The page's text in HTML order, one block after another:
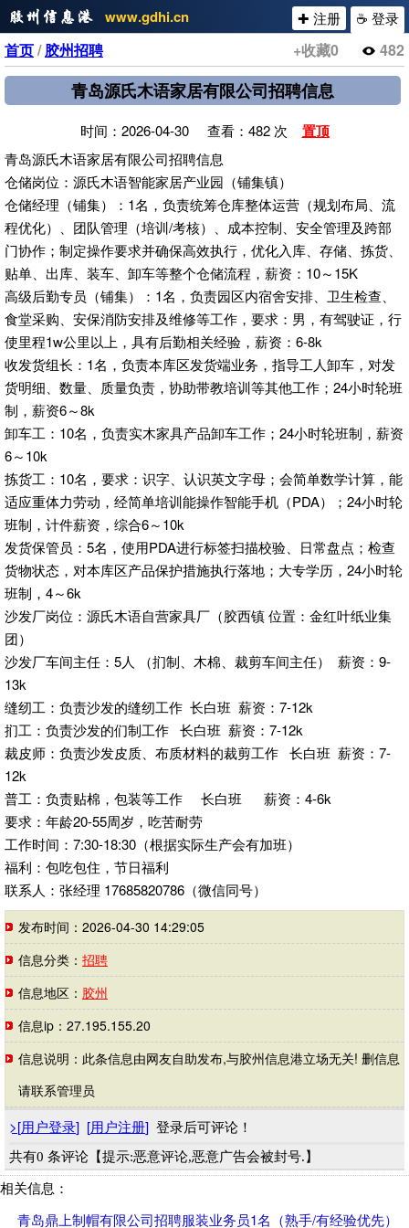
www.gdhi.cn ☕ 登录
✚ 注册
+收藏0 482
首页/胶州招聘
青岛源氏木语家居有限公司招聘信息
时间：2026-04-30 查看：482 次 置顶
青岛源氏木语家居有限公司招聘信息
仓储岗位：源氏木语智能家居产业园（铺集镇）
仓储经理（铺集）：1名，负责统筹仓库整体运营（规划布局、流
程优化）、团队管理（培训/考核）、成本控制、安全管理及跨部
门协作；制定操作要求并确保高效执行，优化入库、存储、拣货、
贴单、出库、装车、卸车等整个仓储流程，薪资：10～15K
高级后勤专员（铺集）：1名，负责园区内宿舍安排、卫生检查、
食堂采购、安保消防安排及维修等工作，要求：男，有驾驶证，行
使里程1w公里以上，具有后勤相关经验，薪资：6-8k
收发货组长：1名，负责本库区发货端业务，指导工人卸车，对发
货明细、数量、质量负责，协助带教培训等其他工作；24小时轮班
制，薪资6～8k
卸车工：10名，负责实木家具产品卸车工作；24小时轮班制，薪资
6～10k
拣货工：10名，要求：识字、认识英文字母；会简单数学计算，能
适应重体力劳动，经简单培训能操作智能手机（PDA）；24小时轮
班制，计件薪资，综合6～10k
发货保管员：5名，使用PDA进行标签扫描校验、日常盘点；检查
货物状态，对本库区产品保护措施执行落地；大专学历，24小时轮
班制，4～6k
沙发厂岗位：源氏木语自营家具厂（胶西镇 位置：金红叶纸业集
团）
沙发厂车间主任：5人 （扪制、木棉、裁剪车间主任） 薪资：9-
13k
缝纫工：负责沙发的缝纫工作 长白班 薪资：7-12k
扪工：负责沙发的们制工作 长白班 薪资：7-12k
裁皮师：负责沙发皮质、布质材料的裁剪工作 长白班 薪资：7-
12k
普工：负责贴棉，包装等工作 长白班 薪资：4-6k
要求：年龄20-55周岁，吃苦耐劳
工作时间：7:30-18:30（根据实际生产会有加班）
福利：包吃包住，节日福利
联系人：张经理 17685820786（微信同号）
发布时间：2026-04-30 14:29:05
信息分类： 招聘
信息地区： 胶州
信息ip：27.195.155.20
信息说明：此条信息由网友自助发布,与胶州信息港立场无关! 删信息
请联系管理员
>[用户登录] [用户注册] 登录后可评论！
共有0 条评论【提示:恶意评论,恶意广告会被封号.】
相关信息：
青岛鼎上制帽有限公司招聘服装业务员1名（熟手/有经验优先）